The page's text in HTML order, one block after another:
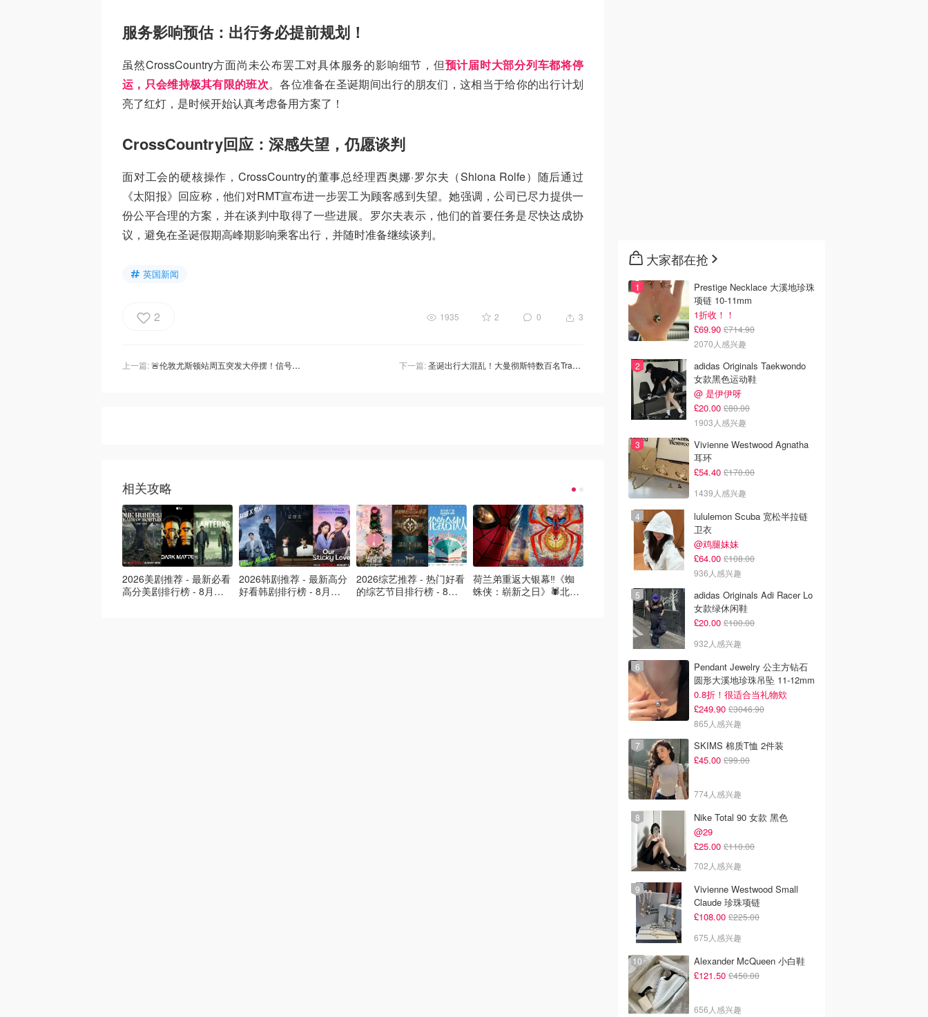
服务影响预估：出行务必提前规划！
虽然CrossCountry方面尚未公布罢工对具体服务的影响细节，但预计届时大部分列车都将停
运，只会维持极其有限的班次。各位准备在圣诞期间出行的朋友们，这相当于给你的出行计划
亮了红灯，是时候开始认真考虑备用方案了！
CrossCountry回应：深感失望，仍愿谈判
面对工会的硬核操作，CrossCountry的董事总经理西奥娜·罗尔夫（Shiona Rolfe）随后通过
《太阳报》回应称，他们对RMT宣布进一步罢工为顾客感到失望。她强调，公司已尽力提供一
份公平合理的方案，并在谈判中取得了一些进展。罗尔夫表示，他们的首要任务是尽快达成协
议，避免在圣诞假期高峰期影响乘客出行，并随时准备继续谈判。
英国新闻
2 1935 2 0 3
上一篇:🚨伦敦尤斯顿站周五突发大停摆！信号故障致多条线路中断，最新消息更新！ 下一篇:圣诞出行大混乱！大曼彻斯特数百名Tram司机将举行罢工！
相关攻略
2026美剧推荐 - 最新必看
高分美剧排行榜 - 8月最
2026韩剧推荐 - 最新高分
好看韩剧排行榜 - 8月最
2026综艺推荐 - 热门好看
的综艺节目排行榜 - 8月
荷兰弟重返大银幕‼️《蜘
蛛侠：崭新之日》🕷️北美
2026韩国电影推荐 | 最新
好看的韩国电影排行榜，
必看盘点！8月最新！(持
2026美国即将上映电影推
荐 - 万众期待的热门大片
- 8月最新: 《末世行者》
大家都在抢
Prestige Necklace 大溪地珍珠
项链 10-11mm
1折收！！
£69.90 £714.90
2070人感兴趣
adidas Originals Taekwondo
女款黑色运动鞋
@ 是伊伊呀
£20.00 £80.00
1903人感兴趣
Vivienne Westwood Agnatha
耳环
£54.40 £170.00
1439人感兴趣
lululemon Scuba 宽松半拉链
卫衣
@鸡腿妹妹
£64.00 £108.00
936人感兴趣
adidas Originals Adi Racer Lo
女款绿休闲鞋
£20.00 £100.00
932人感兴趣
Pendant Jewelry 公主方钻石
圆形大溪地珍珠吊坠 11-12mm
0.8折！很适合当礼物欸
£249.90 £3046.90
865人感兴趣
SKIMS 棉质T恤 2件装
£45.00 £99.00
774人感兴趣
Nike Total 90 女款 黑色
@29
£25.00 £110.00
702人感兴趣
Vivienne Westwood Small
Claude 珍珠项链
£108.00 £225.00
675人感兴趣
Alexander McQueen 小白鞋
£121.50 £450.00
656人感兴趣